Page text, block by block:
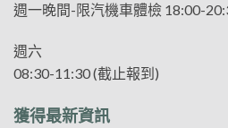
週一晚間-限汽機車體檢 18:00-
週六
08:30-11:30 (截止報到)
獲得最新資訊